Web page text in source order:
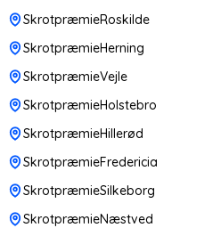
SkrotpræmieRoskilde
SkrotpræmieHerning
SkrotpræmieVejle
SkrotpræmieHolstebro
SkrotpræmieHillerød
SkrotpræmieFredericia
SkrotpræmieSilkeborg
SkrotpræmieNæstved